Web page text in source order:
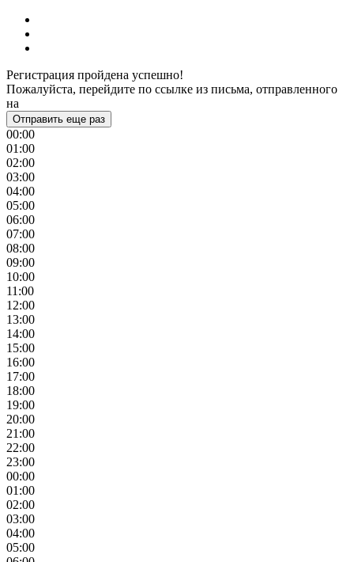
Регистрация пройдена успешно!
Пожалуйста, перейдите по ссылке из письма, отправленного
на
Отправить еще раз
00:00
01:00
02:00
03:00
04:00
05:00
06:00
07:00
08:00
09:00
10:00
11:00
12:00
13:00
14:00
15:00
16:00
17:00
18:00
19:00
20:00
21:00
22:00
23:00
00:00
01:00
02:00
03:00
04:00
05:00